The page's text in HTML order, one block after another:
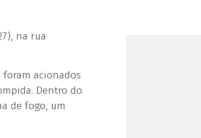
na rua
foram acionados
Dentro do
de fogo, um